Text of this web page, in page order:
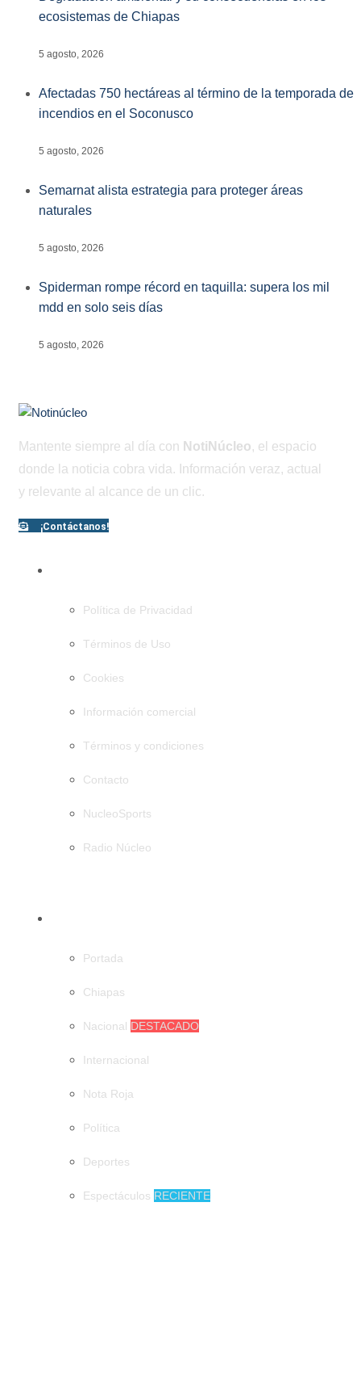
ecosistemas de Chiapas
5 agosto, 2026
Afectadas 750 hectáreas al término de la temporada de
incendios en el Soconusco
5 agosto, 2026
Semarnat alista estrategia para proteger áreas
naturales
5 agosto, 2026
Spiderman rompe récord en taquilla: supera los mil
mdd en solo seis días
5 agosto, 2026
Mantente siempre al día con NotiNúcleo, el espacio
donde la noticia cobra vida. Información veraz, actual
y relevante al alcance de un clic.
¡Contáctanos!
Política de Privacidad
Términos de Uso
Cookies
Información comercial
Términos y condiciones
Contacto
NucleoSports
Radio Núcleo
Portada
Chiapas
Nacional DESTACADO
Internacional
Nota Roja
Política
Deportes
Espectáculos RECIENTE